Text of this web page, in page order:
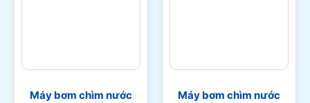
Máy bơm chìm nước
Máy bơm chìm nước